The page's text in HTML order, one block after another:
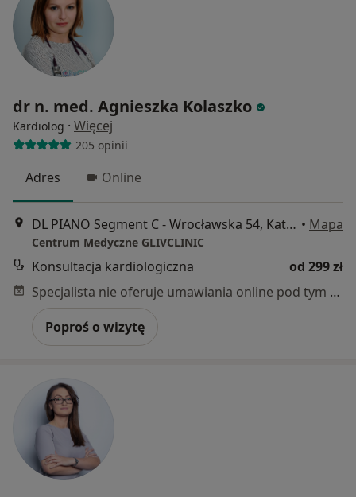
dr n. med. Agnieszka Kolaszko
Kardiolog · Więcej
205 opinii
Adres Online
DL PIANO Segment C - Wrocławska 54, Katowice • Mapa
Centrum Medyczne GLIVCLINIC
Konsultacja kardiologiczna
od 299 zł
Specjalista nie oferuje umawiania online pod tym adresem.
Poproś o wizytę